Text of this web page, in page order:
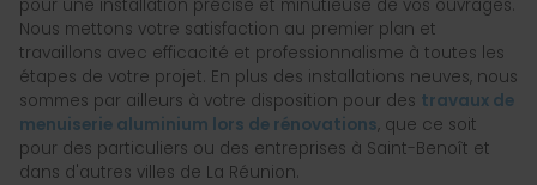
pour une installation précise et minutieuse de vos ouvrages.
Nous mettons votre satisfaction au premier plan et
travaillons avec efficacité et professionnalisme à toutes les
étapes de votre projet. En plus des installations neuves, nous
sommes par ailleurs à votre disposition pour des travaux de
menuiserie aluminium lors de rénovations, que ce soit
pour des particuliers ou des entreprises à Saint-Benoît et
dans d'autres villes de La Réunion.